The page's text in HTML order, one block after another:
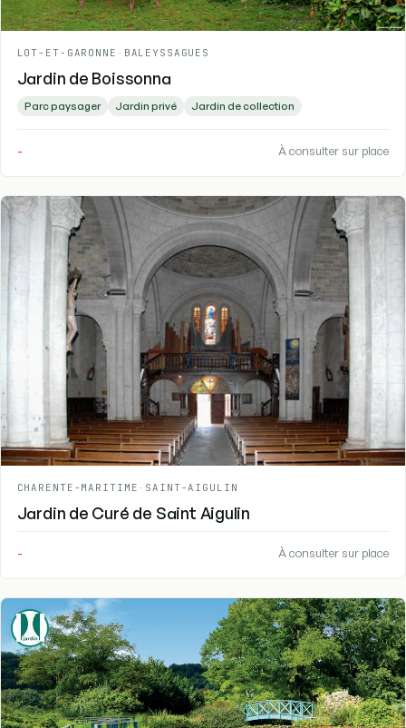
LOT-ET-GARONNE - BALEYSSAGUES
Jardin de Boissonna
Parc paysager Jardin privé Jardin de collection
- À consulter sur place
CHARENTE-MARITIME - SAINT-AIGULIN
Jardin de Curé de Saint Aigulin
- À consulter sur place